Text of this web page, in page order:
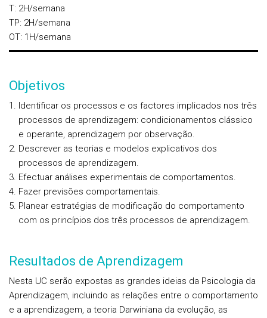
T: 2H/semana
TP: 2H/semana
OT: 1H/semana
Objetivos
Identificar os processos e os factores implicados nos três
processos de aprendizagem: condicionamentos clássico
e operante, aprendizagem por observação.
Descrever as teorias e modelos explicativos dos
processos de aprendizagem.
Efectuar análises experimentais de comportamentos.
Fazer previsões comportamentais.
Planear estratégias de modificação do comportamento
com os princípios dos três processos de aprendizagem.
Resultados de Aprendizagem
Nesta UC serão expostas as grandes ideias da Psicologia da
Aprendizagem, incluindo as relações entre o comportamento
e a aprendizagem, a teoria Darwiniana da evolução, as